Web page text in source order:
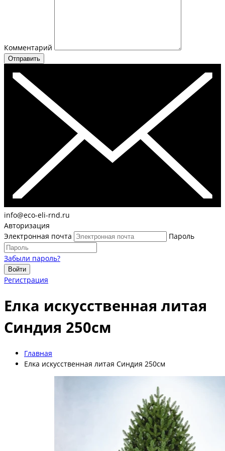
Комментарий
Отправить
info@eco-eli-rnd.ru
Авторизация
Электронная почта
Пароль
Забыли пароль?
Войти
Регистрация
Елка искусственная литая
Синдия 250см
Главная
Елка искусственная литая Синдия 250см